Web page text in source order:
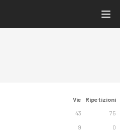
Vie Ripetizioni
43 75
9 0